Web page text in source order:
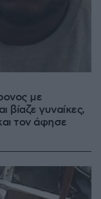
με
γυναίκες,
τον άφησε